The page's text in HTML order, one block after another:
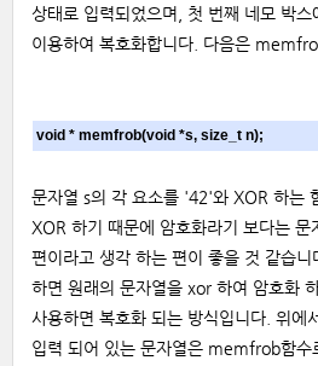
상태로 입력되었으며, 첫 번째 네모 박
이용하여 복호화합니다. 다음은
void * memfrob(void *s, size_t n);
문자열 s의 각 요소를 '42'와 XOR 하는
XOR 하기 때문에 암호화라기 보다는
편이라고 생각 하는 편이 좋을 것 같습
하면 원래의 문자열을 xor 하여 암호화
사용하면 복호화 되는 방식입니다. 위에
입력 되어 있는 문자열은 memfrob함수